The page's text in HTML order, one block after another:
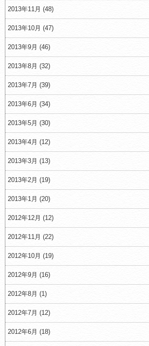
2013年11月 (48)
2013年10月 (47)
2013年9月 (46)
2013年8月 (32)
2013年7月 (39)
2013年6月 (34)
2013年5月 (30)
2013年4月 (12)
2013年3月 (13)
2013年2月 (19)
2013年1月 (20)
2012年12月 (12)
2012年11月 (22)
2012年10月 (19)
2012年9月 (16)
2012年8月 (1)
2012年7月 (12)
2012年6月 (18)